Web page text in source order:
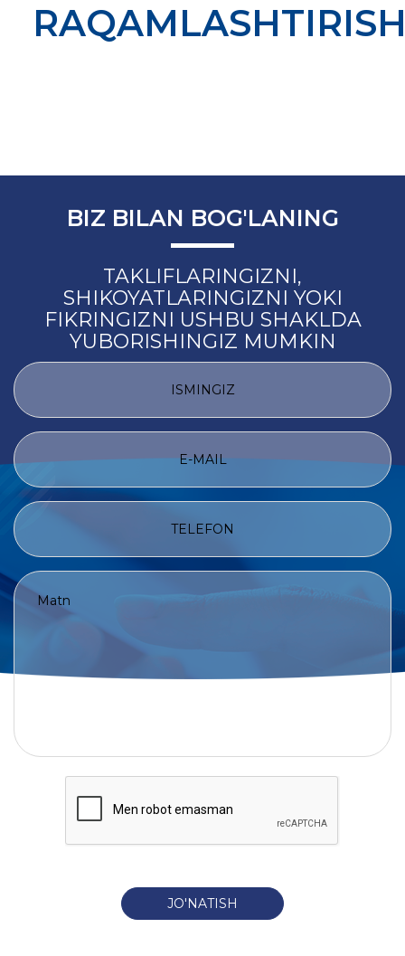
BIZ BILAN BOG'LANING
TAKLIFLARINGIZNI,
SHIKOYATLARINGIZNI YOKI
FIKRINGIZNI USHBU SHAKLDA
YUBORISHINGIZ MUMKIN
JO'NATISH